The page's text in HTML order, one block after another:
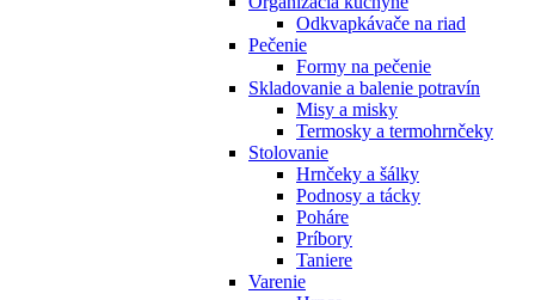
Odkvapkávače na riad
Pečenie
Formy na pečenie
Skladovanie a balenie potravín
Misy a misky
Termosky a termohrnčeky
Stolovanie
Hrnčeky a šálky
Podnosy a tácky
Poháre
Príbory
Taniere
Varenie